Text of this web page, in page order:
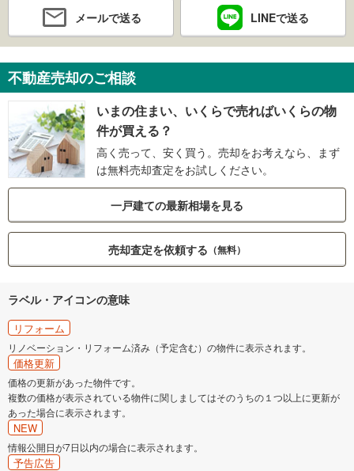
メールで送る LINEで送る
不動産売却のご相談
いまの住まい、いくらで売ればいくらの物
件が買える？
高く売って、安く買う。売却をお考えなら、まず
は無料売却査定をお試しください。
一戸建ての最新相場を見る
売却査定を依頼する （無料）
ラベル・アイコンの意味
リフォーム
リノベーション・リフォーム済み（予定含む）の物件に表示されます。
価格更新
価格の更新があった物件です。
複数の価格が表示されている物件に関しましてはそのうちの１つ以上に更新が
あった場合に表示されます。
NEW
情報公開日が7日以内の場合に表示されます。
予告広告